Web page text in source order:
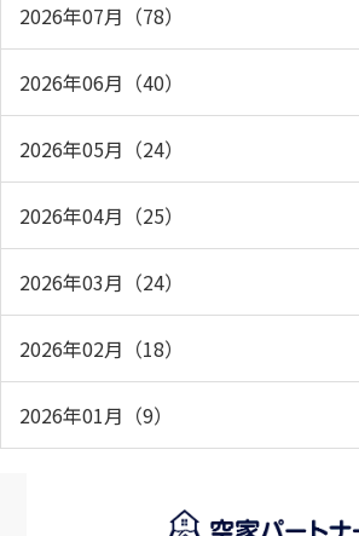
2026年07月（78）
2026年06月（40）
2026年05月（24）
2026年04月（25）
2026年03月（24）
2026年02月（18）
2026年01月（9）